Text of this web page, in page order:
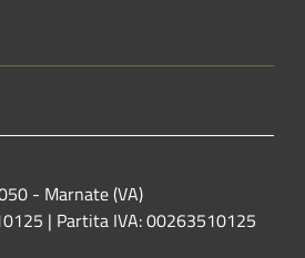
- Marnate (VA)
| Partita IVA: 00263510125